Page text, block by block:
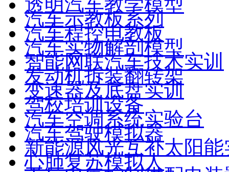
汽车示教板系列
汽车程控电教板
汽车实物解剖模型
智能网联汽车技术实训
发动机拆装翻转架
变速器及底盘实训
驾校培训设备
汽车空调系统实验台
汽车驾驶模拟器
新能源风光互补太阳能
心肺复苏模拟人